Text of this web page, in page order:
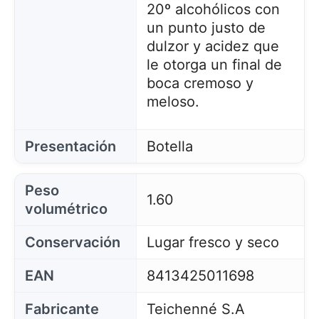
20º alcohólicos con
un punto justo de
dulzor y acidez que
le otorga un final de
boca cremoso y
meloso.
Presentación Botella
Peso
volumétrico
1.60
Conservación
Lugar fresco y seco
EAN
8413425011698
Fabricante
Teichenné S.A